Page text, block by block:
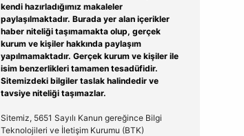
kendi hazırladığımız makaleler
paylaşılmaktadır. Burada yer alan içerikler
haber niteliği taşımamakta olup, gerçek
kurum ve kişiler hakkında paylaşım
yapılmamaktadır. Gerçek kurum ve kişiler ile
isim benzerlikleri tamamen tesadüfidir.
Sitemizdeki bilgiler taslak halindedir ve
tavsiye niteliği taşımazlar.
Sitemiz, 5651 Sayılı Kanun gereğince Bilgi
Teknolojileri ve İletişim Kurumu (BTK)